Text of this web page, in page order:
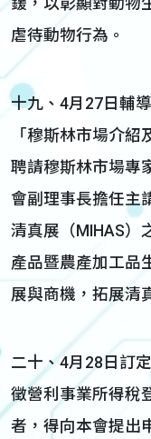
鍰，以彰顯對動物
虐待動物行為。
十九、4月27日輔
「穆斯林市場介紹
聘請穆斯林市場專
會副理事長擔任主
清真展（MIHAS）
產品暨農產加工品
展與商機，拓展清
二十、4月28日訂
徵營利事業所得稅
者，得向本會提出